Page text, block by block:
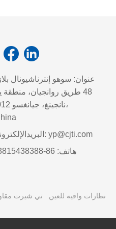
عنوان: سوهو إنترناشيونال
48 طريق روانجيان، منطقة
البريدالإلكتروني: yp@cjti.com
هاتف: 86-13815438388
نظارات واقية للعين تي شيرت